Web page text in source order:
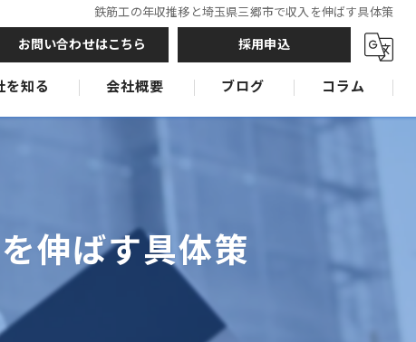
鉄筋工の年収推移と埼玉県三郷市で収入を伸ばす具体策
お問い合わせはこちら 採用申込
を知る
鉄筋工
会社概要 ブログ コラム
伸ばす具体策